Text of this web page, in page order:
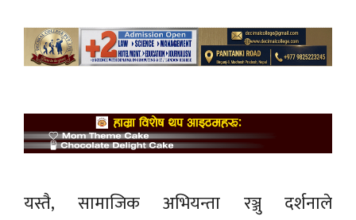
यस्तै, सामाजिक अभियन्ता रञ्जु दर्शनाले